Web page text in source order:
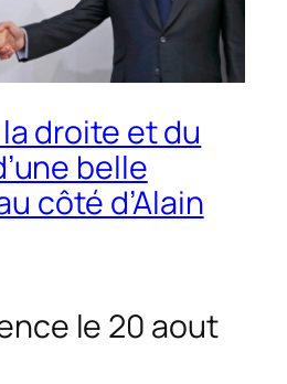
droite et du
belle
côté d’Alain
le 20 aout